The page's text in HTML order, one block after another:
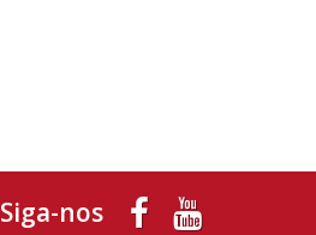
Siga-nos